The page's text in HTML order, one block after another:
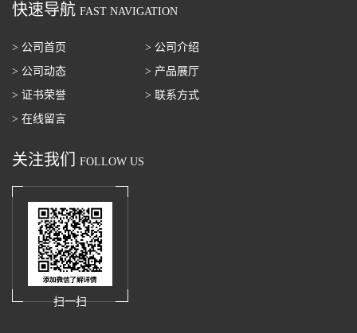
快速导航 FAST NAVIGATION
> 公司首页
> 公司介绍
> 公司动态
> 产品展厅
> 证书荣誉
> 联系方式
> 在线留言
关注我们 FOLLOW US
扫一扫